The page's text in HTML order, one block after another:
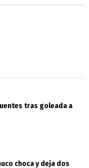
tras goleada a
choca y deja dos